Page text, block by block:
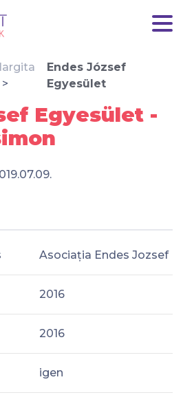
Endes József
Egyesület
Egyesület -
Asociația Endes Jozsef
2016
2016
igen